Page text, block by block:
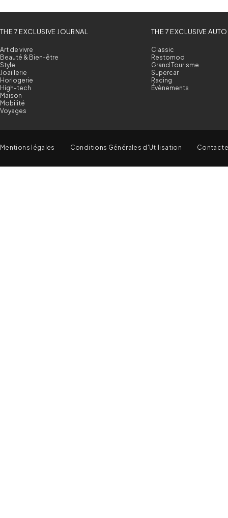
THE 7 EXCLUSIVE JOURNAL
Art de vivre
Beauté & Bien-être
Style
Joaillerie
Horlogerie
High-tech
Maison
Mobilité
Voyages
THE 7 EXCLUSIVE AUTO
Classic
Restomod
Grand Tourisme
Supercar
Racing
Évènements
Mentions légales Conditions Générales d'Utilisation